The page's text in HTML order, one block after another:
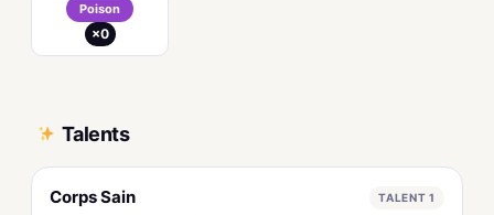
Poison
×0
Talents
Corps Sain TALENT 1